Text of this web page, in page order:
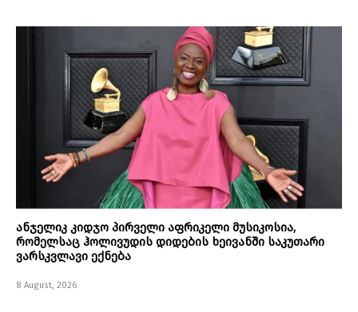
ანჯელიკ კიდჯო პირველი აფრიკელი მუსიკოსია,
რომელსაც ჰოლივუდის დიდების ხეივანში საკუთარი
ვარსკვლავი ექნება
8 August, 2026